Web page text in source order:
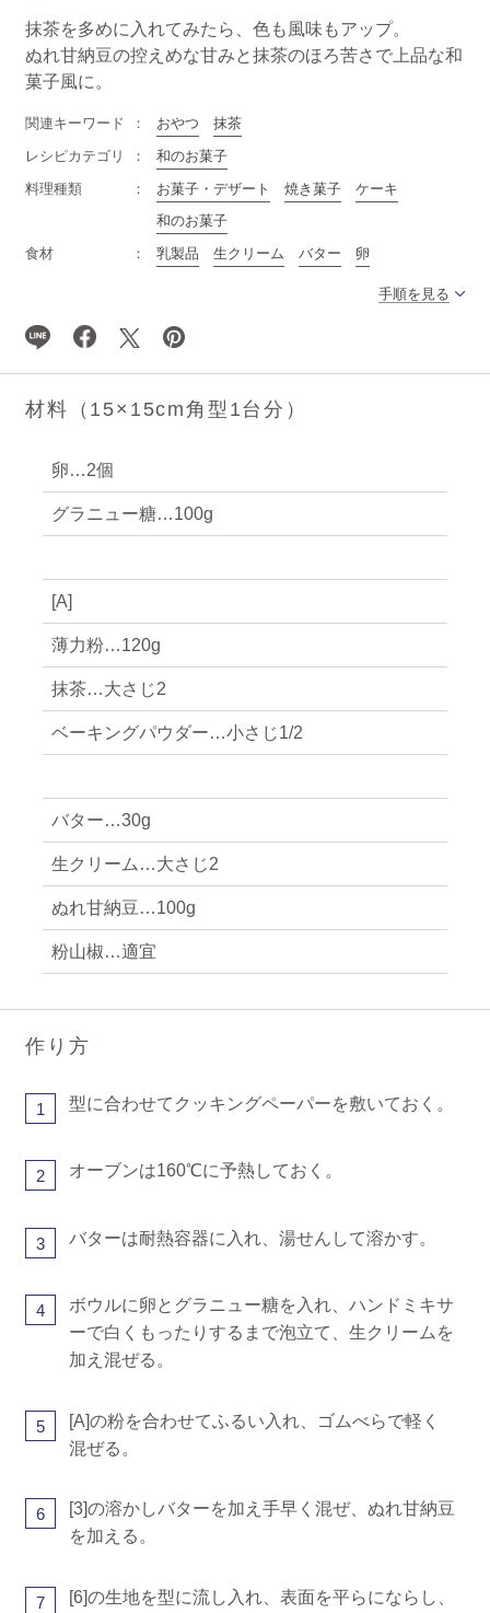
抹茶を多めに入れてみたら、色も風味もアップ。
ぬれ甘納豆の控えめな甘みと抹茶のほろ苦さで上品な和
菓子風に。
関連キーワード おやつ
抹茶
レシピカテゴリ
和のお菓子
料理種類
お菓子・デザート 焼き菓子
ケーキ
和のお菓子
食材
乳製品 生クリーム バター 卵
手順を見る
材料（15×15cm角型1台分）
卵…2個
グラニュー糖…100g
[A]
薄力粉…120g
抹茶…大さじ2
ベーキングパウダー…小さじ1/2
バター…30g
生クリーム…大さじ2
ぬれ甘納豆…100g
粉山椒…適宜
作り方
1 型に合わせてクッキングペーパーを敷いておく。
2 オーブンは160℃に予熱しておく。
3 バターは耐熱容器に入れ、湯せんして溶かす。
4
ボウルに卵とグラニュー糖を入れ、ハンドミキサ
ーで白くもったりするまで泡立て、生クリームを
加え混ぜる。
5
[A]の粉を合わせてふるい入れ、ゴムべらで軽く
混ぜる。
6
[3]の溶かしバターを加え手早く混ぜ、ぬれ甘納豆
を加える。
7
[6]の生地を型に流し入れ、表面を平らにならし、